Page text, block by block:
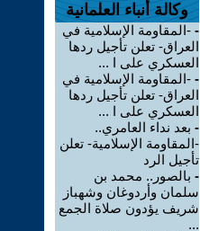
وكالة أنباء العلمانية
- -المقاومة الإسلامية في
العراق- تعلن تأجيل ردها
العسكري على ا ...
- -المقاومة الإسلامية في
العراق- تعلن تأجيل ردها
العسكري على ا ...
- بعد نداء العامري..
-المقاومة الإسلامية- تعلن
تأجيل الرد
- بالصور.. محمد بن
سلمان وأردوغان وشهباز
شريف يؤدون صلاة الجمع
...